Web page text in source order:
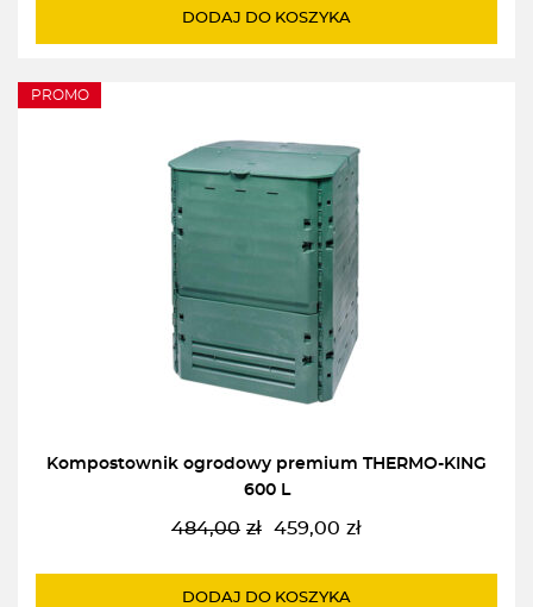
wynosiła:
wynosi:
DODAJ DO KOSZYKA
PROMO
Kompostownik ogrodowy premium THERMO-KING
600 L
484,00 zł
Pierwotna
wynosiła:
459,00 zł
Aktualna
wynosi:
DODAJ DO KOSZYKA